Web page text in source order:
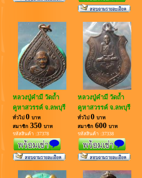
หลวงปู่คำมี วัดถ้ำ
คูหาสวรรค์ จ.ลพบุรี
ทั่วไป 0 บาท
สมาชิก350 บาท
รหัสสินค้า :37378
หลวงปู่คำมี วัดถ้ำ
คูหาสวรรค์ จ.ลพบุรี
ทั่วไป 0 บาท
สมาชิก600 บาท
รหัสสินค้า :37338